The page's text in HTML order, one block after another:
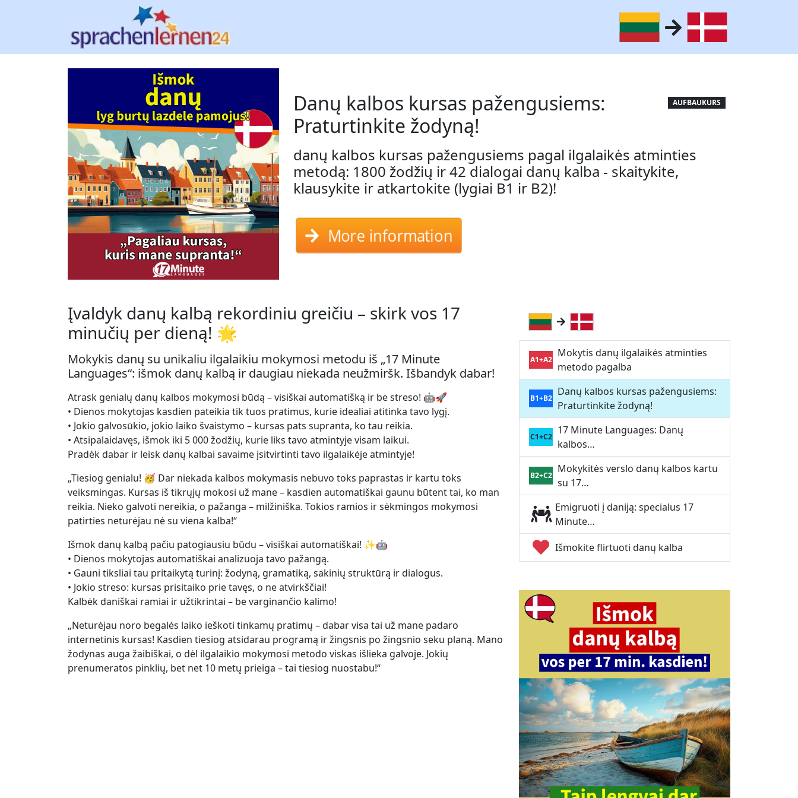
AUFBAUKURS
Danų kalbos kursas pažengusiems:
Praturtinkite žodyną!
danų kalbos kursas pažengusiems pagal ilgalaikės atminties
metodą: 1800 žodžių ir 42 dialogai danų kalba - skaitykite,
klausykite ir atkartokite (lygiai B1 ir B2)!
More information
Įvaldyk danų kalbą rekordiniu greičiu – skirk vos 17
minučių per dieną! 🌟
Mokykis danų su unikaliu ilgalaikiu mokymosi metodu iš „17 Minute
Languages“: išmok danų kalbą ir daugiau niekada neužmiršk. Išbandyk dabar!
Atrask genialų danų kalbos mokymosi būdą – visiškai automatišką ir be streso! 🤖🚀
• Dienos mokytojas kasdien pateikia tik tuos pratimus, kurie idealiai atitinka tavo lygį.
• Jokio galvosūkio, jokio laiko švaistymo – kursas pats supranta, ko tau reikia.
• Atsipalaidavęs, išmok iki 5 000 žodžių, kurie liks tavo atmintyje visam laikui.
Pradėk dabar ir leisk danų kalbai savaime įsitvirtinti tavo ilgalaikėje atmintyje!
„Tiesiog genialu! 🥳 Dar niekada kalbos mokymasis nebuvo toks paprastas ir kartu toks
veiksmingas. Kursas iš tikrųjų mokosi už mane – kasdien automatiškai gaunu būtent tai, ko man
reikia. Nieko galvoti nereikia, o pažanga – milžiniška. Tokios ramios ir sėkmingos mokymosi
patirties neturėjau nė su viena kalba!“
Išmok danų kalbą pačiu patogiausiu būdu – visiškai automatiškai! ✨🤖
• Dienos mokytojas automatiškai analizuoja tavo pažangą.
• Gauni tiksliai tau pritaikytą turinį: žodyną, gramatiką, sakinių struktūrą ir dialogus.
• Jokio streso: kursas prisitaiko prie tavęs, o ne atvirkščiai!
Kalbėk daniškai ramiai ir užtikrintai – be varginančio kalimo!
„Neturėjau noro begalės laiko ieškoti tinkamų pratimų – dabar visa tai už mane padaro
internetinis kursas! Kasdien tiesiog atsidarau programą ir žingsnis po žingsnio seku planą. Mano
žodynas auga žaibiškai, o dėl ilgalaikio mokymosi metodo viskas išlieka galvoje. Jokių
prenumeratos pinklių, bet net 10 metų prieiga – tai tiesiog nuostabu!“
A1+A2
Mokytis danų ilgalaikės atminties
metodo pagalba
B1+B2
Danų kalbos kursas pažengusiems:
Praturtinkite žodyną!
C1+C2
17 Minute Languages: Danų
kalbos…
B2+C2
Mokykitės verslo danų kalbos kartu
su 17…
Emigruoti į daniją: specialus 17
Minute…
Išmokite flirtuoti danų kalba